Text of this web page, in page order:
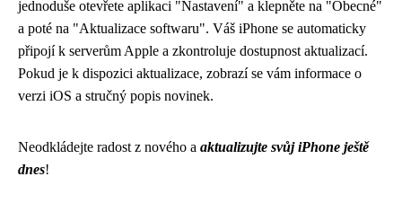
jednoduše otevřete aplikaci "Nastavení" a klepněte na "Obecné"
a poté na "Aktualizace softwaru". Váš iPhone se automaticky
připojí k serverům Apple a zkontroluje dostupnost aktualizací.
Pokud je k dispozici aktualizace, zobrazí se vám informace o
verzi iOS a stručný popis novinek.
Neodkládejte radost z nového a aktualizujte svůj iPhone ještě
dnes!